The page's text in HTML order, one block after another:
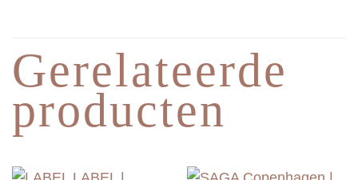
Gerelateerde
producten